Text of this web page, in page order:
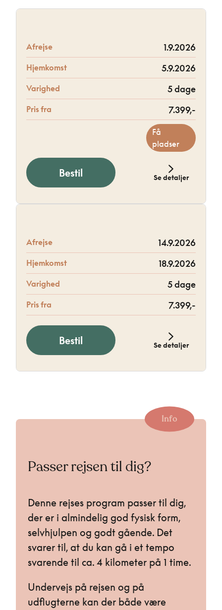
Afrejse 1.9.2026
Hjemkomst 5.9.2026
Varighed 5 dage
Pris fra 7.399,-
Få
pladser
Bestil Se detaljer
Afrejse 14.9.2026
Hjemkomst 18.9.2026
Varighed 5 dage
Pris fra 7.399,-
Bestil Se detaljer
Info
Passer rejsen til dig?
Denne rejses program passer til dig,
der er i almindelig god fysisk form,
selvhjulpen og godt gående. Det
svarer til, at du kan gå i et tempo
svarende til ca. 4 kilometer på 1 time.
Undervejs på rejsen og på
udflugterne kan der både være